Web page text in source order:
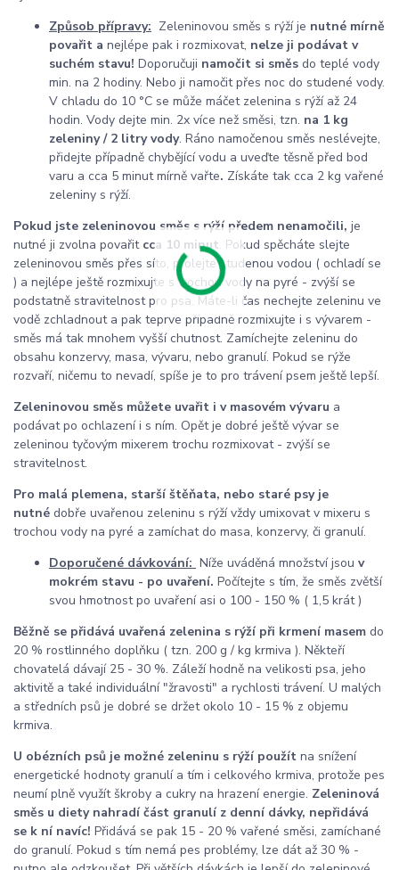
Způsob přípravy: Zeleninovou směs s rýží je nutné mírně
povařit a nejlépe pak i rozmixovat, nelze ji podávat v
suchém stavu! Doporučuji namočit si směs do teplé vody
min. na 2 hodiny. Nebo ji namočit přes noc do studené vody.
V chladu do 10 °C se může máčet zelenina s rýží až 24
hodin. Vody dejte min. 2x více než směsi, tzn. na 1 kg
zeleniny / 2 litry vody. Ráno namočenou směs neslévejte,
přidejte případně chybějící vodu a uveďte těsně před bod
varu a cca 5 minut mírně vařte. Získáte tak cca 2 kg vařené
zeleniny s rýží.
Pokud jste zeleninovou směs s rýží předem nenamočili, je
nutné ji zvolna povařit cca 10 minut. Pokud spěcháte slejte
zeleninovou směs přes síto, prolejte studenou vodou ( ochladí se
) a nejlépe ještě rozmixujte s trochou vody na pyré - zvýší se
podstatně stravitelnost pro psa. Máte-li čas nechejte zeleninu ve
vodě zchladnout a pak teprve případně rozmixujte i s vývarem -
směs má tak mnohem vyšší chutnost. Zamíchejte zeleninu do
obsahu konzervy, masa, vývaru, nebo granulí. Pokud se rýže
rozvaří, ničemu to nevadí, spíše je to pro trávení psem ještě lepší.
Zeleninovou směs můžete uvařit i v masovém vývaru a
podávat po ochlazení i s ním. Opět je dobré ještě vývar se
zeleninou tyčovým mixerem trochu rozmixovat - zvýší se
stravitelnost.
Pro malá plemena, starší štěňata, nebo staré psy je
nutné dobře uvařenou zeleninu s rýží vždy umixovat v mixeru s
trochou vody na pyré a zamíchat do masa, konzervy, či granulí.
Doporučené dávkování: Níže uváděná množství jsou v
mokrém stavu - po uvaření. Počítejte s tím, že směs zvětší
svou hmotnost po uvaření asi o 100 - 150 % ( 1,5 krát )
Běžně se přidává uvařená zelenina s rýží při krmení masem do
20 % rostlinného doplňku ( tzn. 200 g / kg krmiva ). Někteří
chovatelá dávají 25 - 30 %. Záleží hodně na velikosti psa, jeho
aktivitě a také individuální "žravosti" a rychlosti trávení. U malých
a středních psů je dobré se držet okolo 10 - 15 % z objemu
krmiva.
U obézních psů je možné zeleninu s rýží použít na snížení
energetické hodnoty granulí a tím i celkového krmiva, protože pes
neumí plně využít škroby a cukry na hrazení energie. Zeleninová
směs u diety nahradí část granulí z denní dávky, nepřidává
se k ní navíc! Přidává se pak 15 - 20 % vařené směsi, zamíchané
do granulí. Pokud s tím nemá pes problémy, lze dát až 30 % -